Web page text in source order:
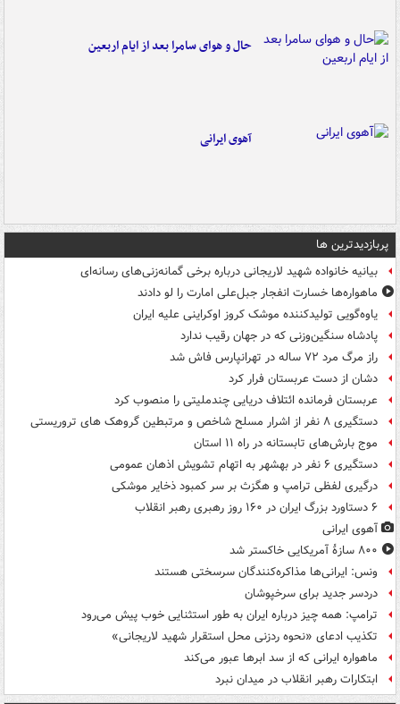
حال و هوای سامرا بعد از ایام اربعین
آهوی ایرانی
پربازدیدترین ها
بیانیه خانواده شهید لاریجانی درباره برخی گمانه‌زنی‌های رسانه‌ای
ماهواره‌ها خسارت انفجار جبل‌علی امارت را لو دادند
یاوه‌گویی تولیدکننده موشک کروز اوکراینی علیه ایران
پادشاه سنگین‌وزنی که در جهان رقیب ندارد
راز مرگ مرد ۷۲ ساله در تهرانپارس فاش شد
دشان از دست عربستان فرار کرد
عربستان فرمانده ائتلاف دریایی چندملیتی را منصوب کرد
دستگیری ۸ نفر از اشرار مسلح شاخص و مرتبطین گروهک های تروریستی
موج بارش‌های تابستانه در راه ۱۱ استان
دستگیری ۶ نفر در بهشهر به اتهام تشویش اذهان عمومی
درگیری لفظی ترامپ و هگزث بر سر کمبود ذخایر موشکی
۶ دستاورد بزرگ ایران در ۱۶۰ روز رهبری رهبر انقلاب
آهوی ایرانی
۸۰۰ سازۀ آمریکایی خاکستر شد
ونس: ایرانی‌ها مذاکره‌کنندگان سرسختی هستند
دردسر جدید برای سرخپوشان
ترامپ: همه چیز درباره ایران به طور استثنایی خوب پیش می‌رود
تکذیب ادعای «نحوه ردزنی محل استقرار شهید لاریجانی»
ماهواره ایرانی که از سد ابرها عبور می‌کند
ابتکارات رهبر انقلاب در میدان نبرد